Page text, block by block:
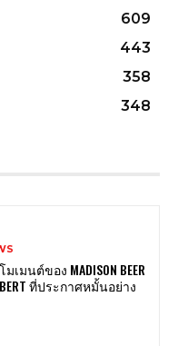
609
443
358
348
เมนต์ของ MADISON BEER
ที่ประกาศหมั้นอย่าง